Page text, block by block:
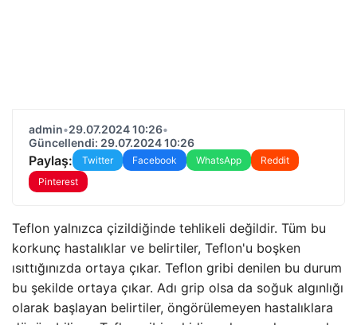
admin•29.07.2024 10:26•
Güncellendi: 29.07.2024 10:26
Paylaş: Twitter Facebook WhatsApp
Reddit
Pinterest
Teflon yalnızca çizildiğinde tehlikeli değildir. Tüm bu
korkunç hastalıklar ve belirtiler, Teflon'u boşken
ısıttığınızda ortaya çıkar. Teflon gribi denilen bu durum
bu şekilde ortaya çıkar. Adı grip olsa da soğuk algınlığı
olarak başlayan belirtiler, öngörülemeyen hastalıklara